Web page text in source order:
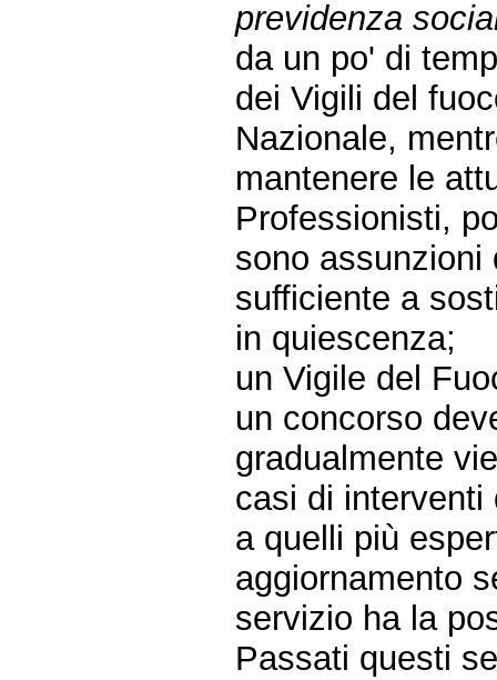
previdenza
da un po' di
dei Vigili del
Nazionale,
mantenere le
Professionisti,
sono assunzioni
sufficiente a
in quiescenza;
un Vigile del
un concorso
gradualmente
casi di interventi
a quelli più
aggiornamento
servizio ha la
Passati questi